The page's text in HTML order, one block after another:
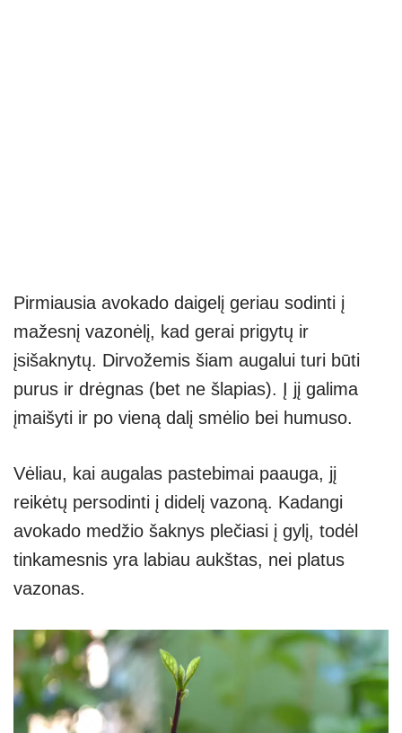
Pirmiausia avokado daigelį geriau sodinti į
mažesnį vazonėlį, kad gerai prigytų ir
įsišaknytų. Dirvožemis šiam augalui turi būti
purus ir drėgnas (bet ne šlapias). Į jį galima
įmaišyti ir po vieną dalį smėlio bei humuso.
Vėliau, kai augalas pastebimai paauga, jį
reikėtų persodinti į didelį vazoną. Kadangi
avokado medžio šaknys plečiasi į gylį, todėl
tinkamesnis yra labiau aukštas, nei platus
vazonas.